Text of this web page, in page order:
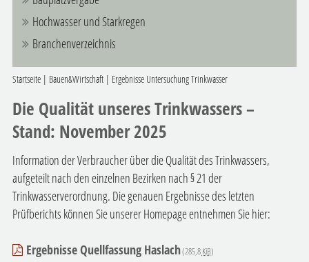
Hochwasser und Starkregen
Branchenverzeichnis
Startseite| Bauen&Wirtschaft| Ergebnisse Untersuchung Trinkwasser
Die Qualität unseres Trinkwassers –
Stand: November 2025
Information der Verbraucher über die Qualität des Trinkwassers,
aufgeteilt nach den einzelnen Bezirken nach § 21 der
Trinkwasserverordnung. Die genauen Ergebnisse des letzten
Prüfberichts können Sie unserer Homepage entnehmen Sie hier:
Ergebnisse Quellfassung Haslach(285,8KiB)